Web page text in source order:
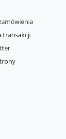
transakcji